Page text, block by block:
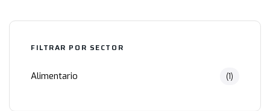
FILTRAR POR SECTOR
Alimentario (1)